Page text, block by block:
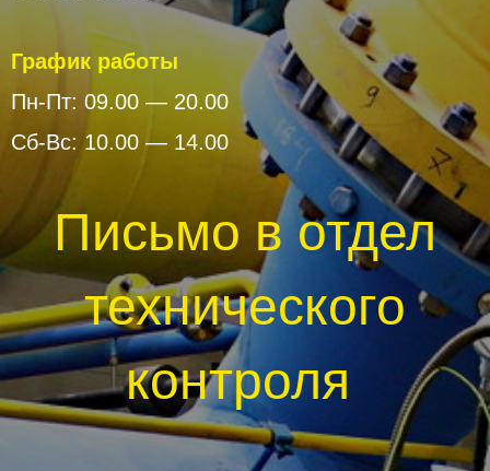
График работы
Пн-Пт: 09.00 — 20.00
Сб-Вс: 10.00 — 14.00
Письмо в отдел
технического
контроля